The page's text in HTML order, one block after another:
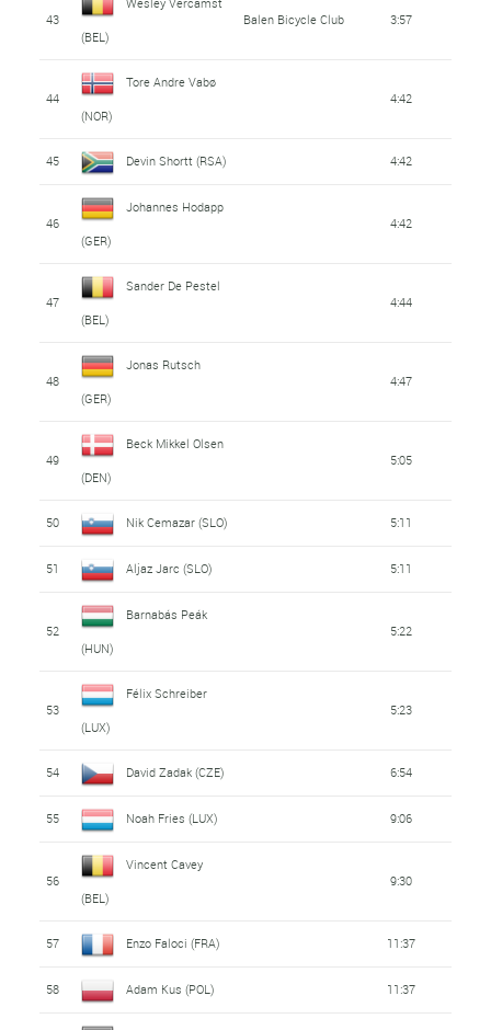
43
(BEL)
Balen Bicycle Club 3:57
44
Tore Andre Vabø
(NOR)
4:42
45 Devin Shortt (RSA) 4:42
46
Johannes Hodapp
(GER)
4:42
47
Sander De Pestel
(BEL)
4:44
48
Jonas Rutsch
(GER)
4:47
49
Beck Mikkel Olsen
(DEN)
5:05
50 Nik Cemazar (SLO) 5:11
51 Aljaz Jarc (SLO) 5:11
52
Barnabás Peák
(HUN)
5:22
53
Félix Schreiber
(LUX)
5:23
54 David Zadak (CZE) 6:54
55 Noah Fries (LUX) 9:06
56
Vincent Cavey
(BEL)
9:30
57 Enzo Faloci (FRA) 11:37
58 Adam Kus (POL) 11:37